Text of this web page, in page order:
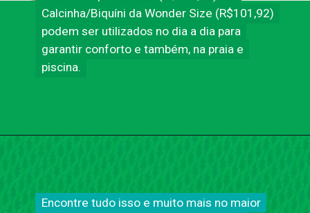
Calcinha/Biquíni da Wonder Size (R$101,92)
podem ser utilizados no dia a dia para
garantir conforto e também, na praia e
piscina.
Calcinha/Biquíni da Wonder Size (R$101,92)
podem ser utilizados no dia a dia para
garantir conforto e também, na praia e
piscina.
Encontre tudo isso e muito mais no maior
Encontre tudo isso e muito mais no maior